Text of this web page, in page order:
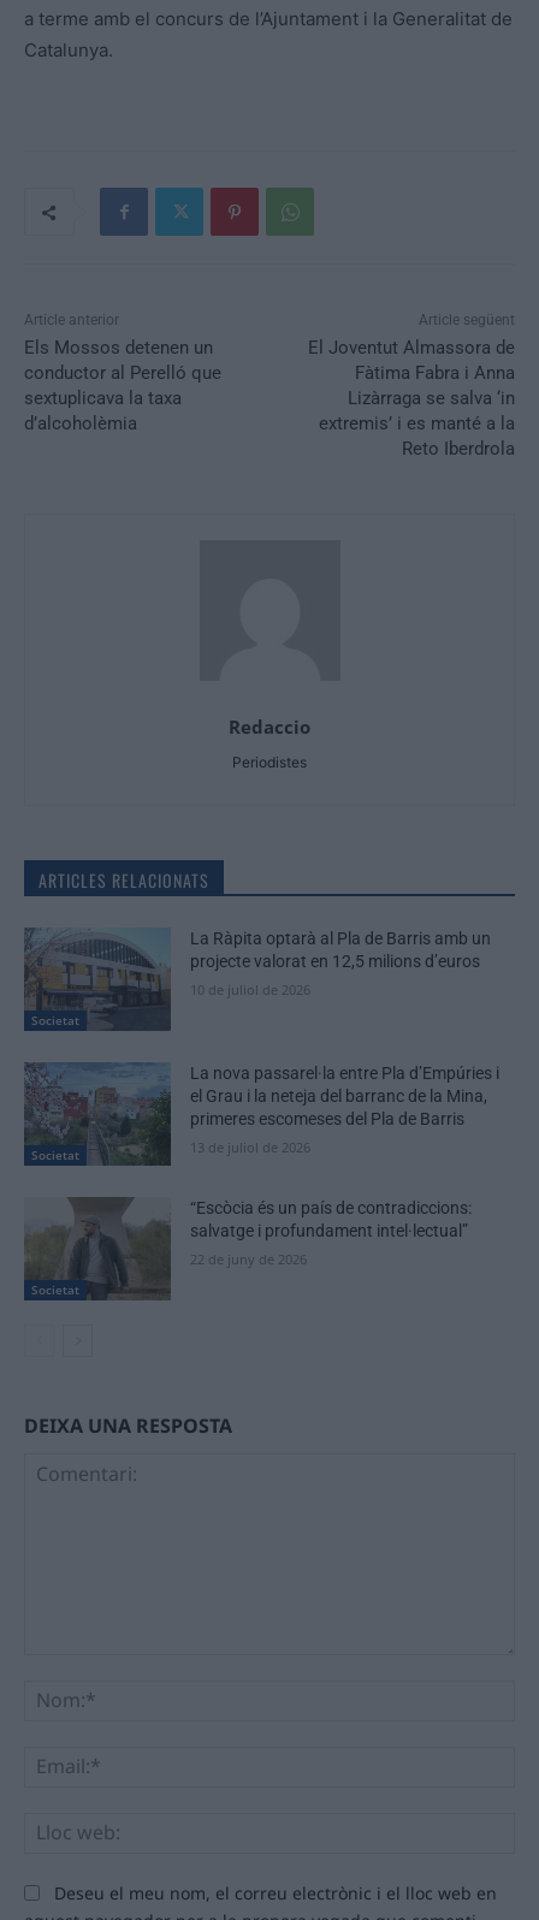
a terme amb el concurs de l’Ajuntament i la Generalitat de
Catalunya.
Article anterior
Els Mossos detenen un
conductor al Perelló que
sextuplicava la taxa
d’alcoholèmia
Article següent
El Joventut Almassora de
Fàtima Fabra i Anna
Lizàrraga se salva ‘in
extremis’ i es manté a la
Reto Iberdrola
Redaccio
Periodistes
ARTICLES RELACIONATS
Societat
La Ràpita optarà al Pla de Barris amb un
projecte valorat en 12,5 milions d’euros
10 de juliol de 2026
Societat
La nova passarel·la entre Pla d’Empúries i
el Grau i la neteja del barranc de la Mina,
primeres escomeses del Pla de Barris
13 de juliol de 2026
Societat
“Escòcia és un país de contradiccions:
salvatge i profundament intel·lectual”
22 de juny de 2026
DEIXA UNA RESPOSTA
Deseu el meu nom, el correu electrònic i el lloc web en